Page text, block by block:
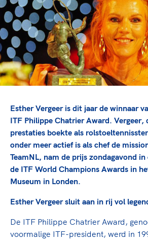
Sportonderzoek
Sportakkoord II
Game Changer
TeamNL kids
Nieuwspagina
Columns
Sport gaat niet vanzelf
Sport verenigt. Op sportclubs,
een rondje fietsen, door samen te
Veilige en integere sport
Diversiteit en inclusie
Gezonde sportomgeving
Duurzaamheid
Bekwaam sportkader
Vitale clubs en bestuurlijk kader
Sportmatch
Clubacties
Handboek Wet- en Regelgeving
Opleidingen en trainingen
High5 Stappenplan
Clubondersteuning
TeamNL Academie Kalender
Kennisaanbod TeamNL Experts
TeamNL Sport Science Centre
Paralympische Spelen LA28
Europese Spelen Istanbul 2027
Topsportbeleid
Topsportfinanciering
Maatschappelijke waarde topsport
Top teamsportcompetities
De TeamNL Academie
Esther Vergeer is dit jaar de winnaar
ITF Philippe Chatrier Award. Vergeer,
prestaties boekte als
onder meer actief is als chef de
TeamNL, nam de prijs zondagavond
de ITF World Champions Awards in
Museum in Londen.
Esther Vergeer sluit aan in rij vol
De ITF Philippe Chatrier Award,
voormalige ITF-president, werd in